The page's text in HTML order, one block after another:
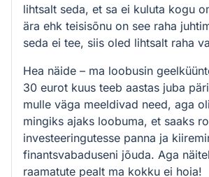
lihtsalt seda, et sa ei kuluta kogu
ära ehk teisisõnu on see raha
seda ei tee, siis oled lihtsalt raha
Hea näide – ma loobusin
30 eurot kuus teeb aastas juba
mulle väga meeldivad need, aga
mingiks ajaks loobuma, et saaks
investeeringutesse panna ja
finantsvabaduseni jõuda. Aga
raamatute pealt ma kokku ei hoia!